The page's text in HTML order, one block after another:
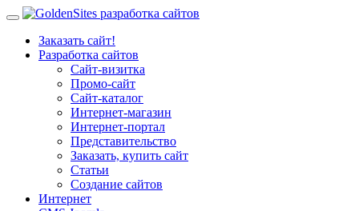
Заказать сайт!
Разработка сайтов
Сайт-визитка
Промо-сайт
Сайт-каталог
Интернет-магазин
Интернет-портал
Представительство
Заказать, купить сайт
Статьи
Создание сайтов
Интернет